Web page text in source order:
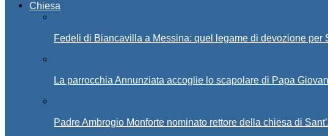
Chiesa
Fedeli di Biancavilla a Messina: quel legame di devozione per
La parrocchia Annunziata accoglie lo scapolare di Papa
Padre Ambrogio Monforte nominato rettore della chiesa di